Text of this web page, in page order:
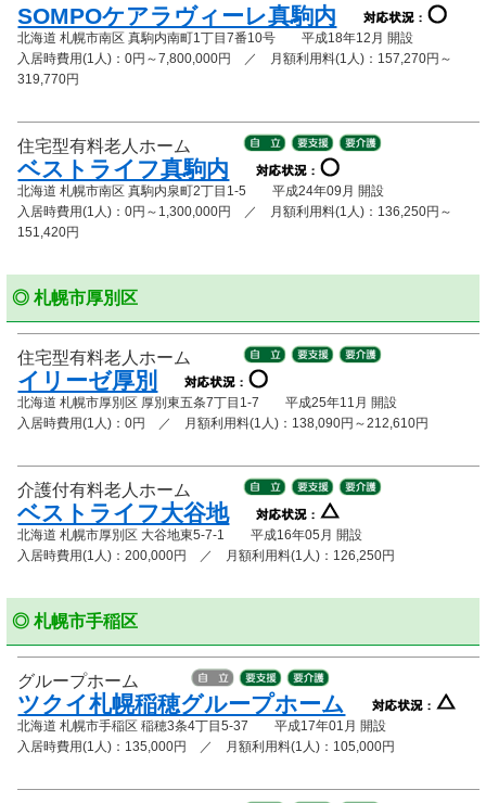
SOMPOケアラヴィーレ真駒内
北海道 札幌市南区 真駒内南町1丁目7番10号 平成18年12月 開設
入居時費用(1人)：0円～7,800,000円 ／ 月額利用料(1人)：157,270円～
319,770円
住宅型有料老人ホーム
ベストライフ真駒内
北海道 札幌市南区 真駒内泉町2丁目1-5 平成24年09月 開設
入居時費用(1人)：0円～1,300,000円 ／ 月額利用料(1人)：136,250円～
151,420円
◎ 札幌市厚別区
住宅型有料老人ホーム
イリーゼ厚別
北海道 札幌市厚別区 厚別東五条7丁目1-7 平成25年11月 開設
入居時費用(1人)：0円 ／ 月額利用料(1人)：138,090円～212,610円
介護付有料老人ホーム
ベストライフ大谷地
北海道 札幌市厚別区 大谷地東5-7-1 平成16年05月 開設
入居時費用(1人)：200,000円 ／ 月額利用料(1人)：126,250円
◎ 札幌市手稲区
グループホーム
ツクイ札幌稲穂グループホーム
北海道 札幌市手稲区 稲穂3条4丁目5-37 平成17年01月 開設
入居時費用(1人)：135,000円 ／ 月額利用料(1人)：105,000円